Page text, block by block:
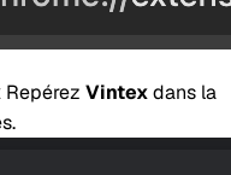
Repérez Vintexdans la